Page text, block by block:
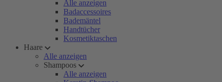
Alle anzeigen
Badaccessoires
Bademäntel
Handtücher
Kosmetiktaschen
Haare
Alle anzeigen
Shampoos
Alle anzeigen